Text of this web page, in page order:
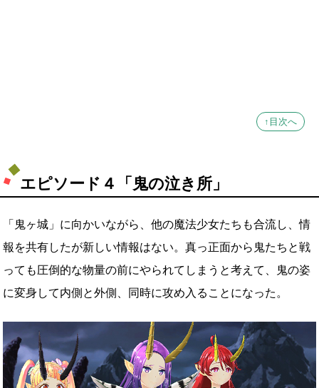
↑目次へ
エピソード４「鬼の泣き所」
「鬼ヶ城」に向かいながら、他の魔法少女たちも合流し、情
報を共有したが新しい情報はない。真っ正面から鬼たちと戦
っても圧倒的な物量の前にやられてしまうと考えて、鬼の姿
に変身して内側と外側、同時に攻め入ることになった。